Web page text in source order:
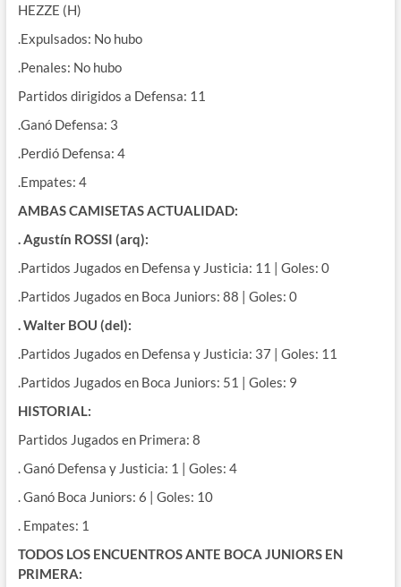
HEZZE (H)
.Expulsados: No hubo
.Penales: No hubo
Partidos dirigidos a Defensa: 11
.Ganó Defensa: 3
.Perdió Defensa: 4
.Empates: 4
AMBAS CAMISETAS ACTUALIDAD:
. Agustín ROSSI (arq):
.Partidos Jugados en Defensa y Justicia: 11 | Goles: 0
.Partidos Jugados en Boca Juniors: 88 | Goles: 0
. Walter BOU (del):
.Partidos Jugados en Defensa y Justicia: 37 | Goles: 11
.Partidos Jugados en Boca Juniors: 51 | Goles: 9
HISTORIAL:
Partidos Jugados en Primera: 8
. Ganó Defensa y Justicia: 1 | Goles: 4
. Ganó Boca Juniors: 6 | Goles: 10
. Empates: 1
TODOS LOS ENCUENTROS ANTE BOCA JUNIORS EN
PRIMERA: